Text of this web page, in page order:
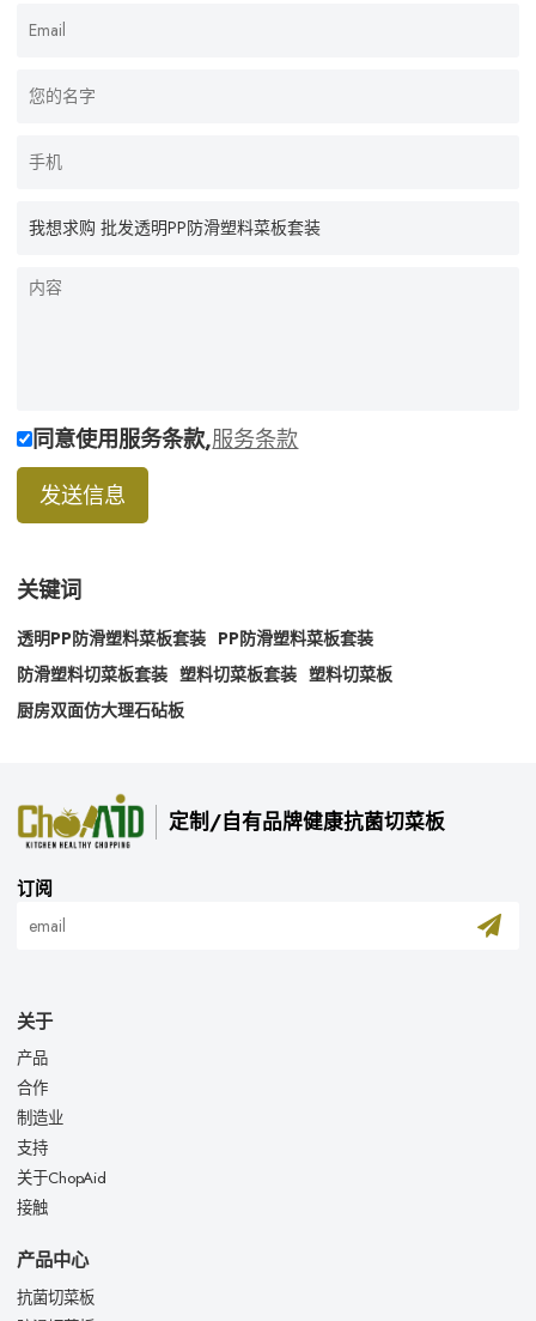
同意使用服务条款,服务条款
发送信息
关键词
透明PP防滑塑料菜板套装 PP防滑塑料菜板套装
防滑塑料切菜板套装 塑料切菜板套装 塑料切菜板
厨房双面仿大理石砧板
定制/自有品牌健康抗菌切菜板
订阅
关于
产品
合作
制造业
支持
关于ChopAid
接触
产品中心
抗菌切菜板